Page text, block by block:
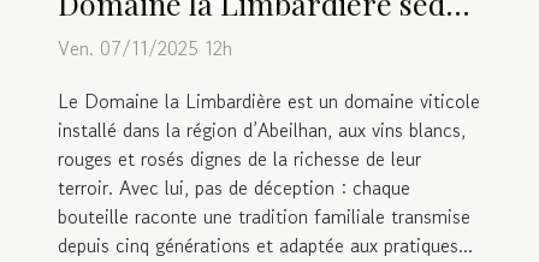
les amateurs de vin !
Ven. 07/11/2025 12h
Le Domaine la Limbardière est un domaine viticole
installé dans la région d’Abeilhan, aux vins blancs,
rouges et rosés dignes de la richesse de leur
terroir. Avec lui, pas de déception : chaque
bouteille raconte une tradition familiale transmise
depuis cinq générations et adaptée aux pratiques...